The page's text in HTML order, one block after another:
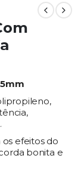
efeitos do
bonita e